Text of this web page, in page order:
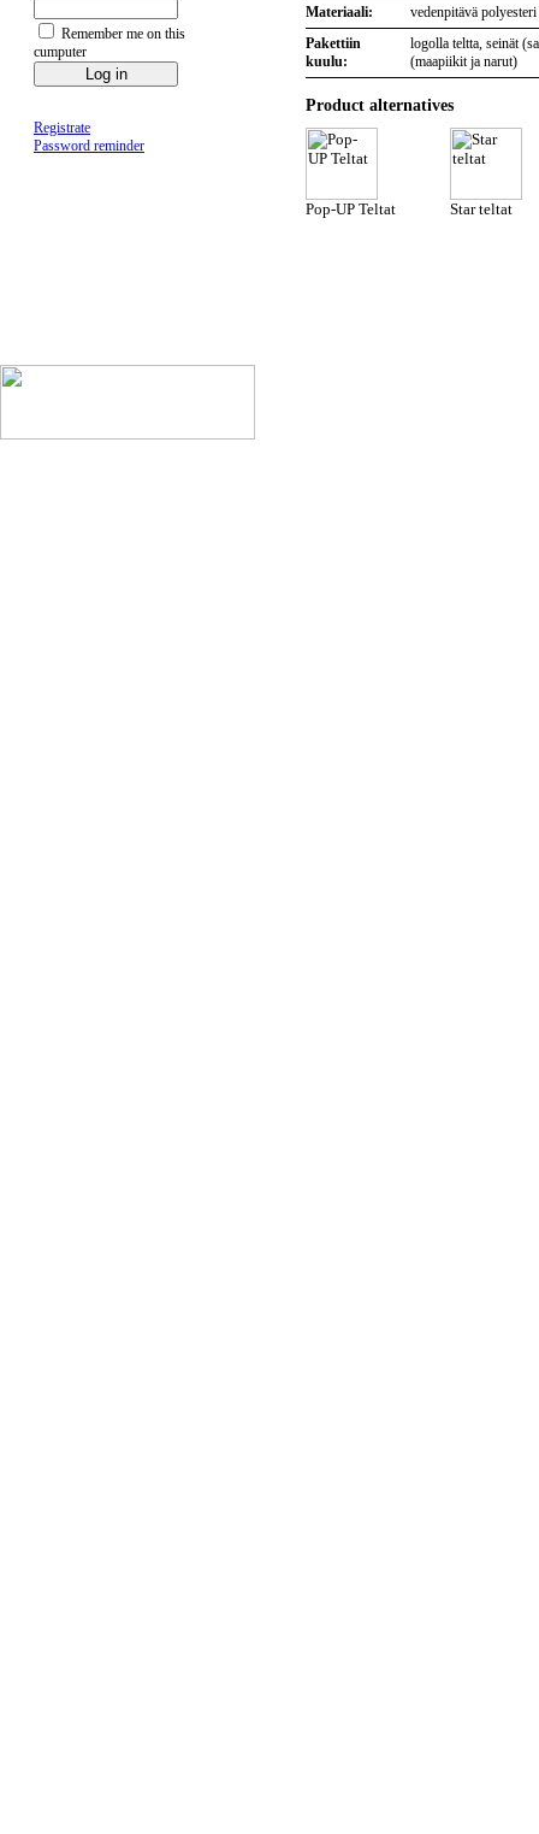
Remember me on this
cumputer
Registrate
Password reminder
Materiaali:
vedenpitävä polyesteri
Pakettiin
kuulu:
logolla teltta, seinät
(maapiikit ja narut)
Product alternatives
Pop-UP Teltat Star teltat